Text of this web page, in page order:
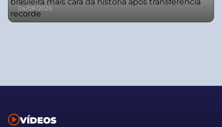
04/08/2026
VÍDEOS